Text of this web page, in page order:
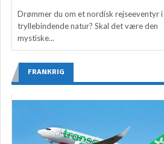
Drømmer du om et nordisk rejseeventyr i
tryllebindende natur? Skal det være den
mystiske...
FRANKRIG